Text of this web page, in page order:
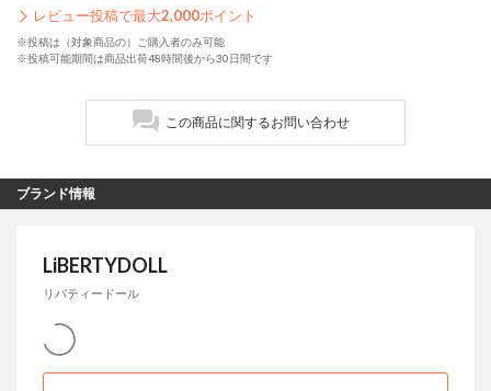
レビュー投稿で最大2,000ポイント
※投稿は（対象商品の）ご購入者のみ可能
※投稿可能期間は商品出荷48時間後から30日間です
この商品に関するお問い合わせ
ブランド情報
LiBERTYDOLL
リバティードール